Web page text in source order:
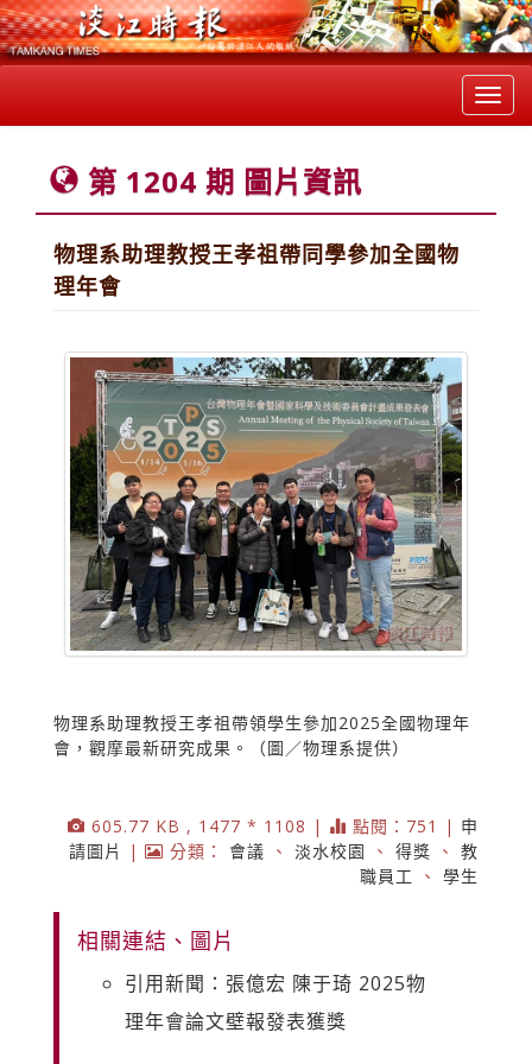
第 1204 期 圖片資訊
物理系助理教授王孝祖帶同學參加全國物
理年會
物理系助理教授王孝祖帶領學生參加2025全國物理年
會，觀摩最新研究成果。（圖／物理系提供）
605.77 KB , 1477 * 1108 | 點閱：751 | 申
請圖片
| 分類： 會議 、 淡水校園 、 得獎 、 教
職員工
、 學生
相關連結、圖片
引用新聞：張億宏 陳于琦 2025物
理年會論文壁報發表獲獎